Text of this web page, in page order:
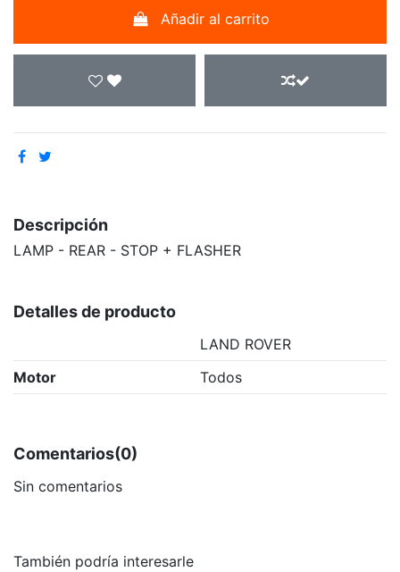
Añadir al carrito
Descripción
LAMP - REAR - STOP + FLASHER
Detalles de producto
LAND ROVER
Motor
Todos
Comentarios(0)
Sin comentarios
También podría interesarle